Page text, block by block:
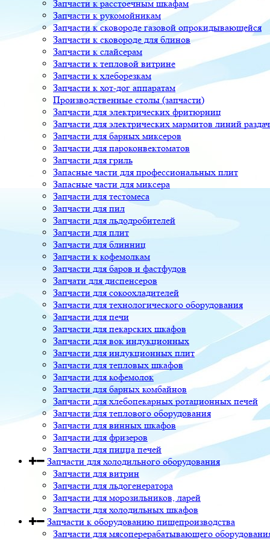
Запчасти к расстоечным шкафам
Запчасти к рукомойникам
Запчасти к сковороде газовой опрокидывающейся
Запчасти к сковороде для блинов
Запчасти к слайсерам
Запчасти к тепловой витрине
Запчасти к хлеборезкам
Запчасти к хот-дог аппаратам
Производственные столы (запчасти)
Запчасти для электрических фритюрниц
Запчасти для электрических мармитов линий
Запчасти для барных миксеров
Запчасти для пароконвектоматов
Запчасти для гриль
Запасные части для профессиональных плит
Запасные части для миксера
Запчасти для тестомеса
Запчасти для пил
Запчасти для льдодробителей
Запчасти для плит
Запчасти для блинниц
Запчасти к кофемолкам
Запчасти для баров и фастфудов
Запчати для диспенсеров
Запчасти для сокоохладителей
Запчасти для технологического оборудования
Запчасти для печи
Запчасти для пекарских шкафов
Запчасти для вок индукционных
Запчасти для индукционных плит
Запчасти для тепловых шкафов
Запчасти для кофемолок
Запчасти для барных комбайнов
Запчасти для хлебопекарных ротационных печей
Запчасти для теплового оборудования
Запчасти для винных шкафов
Запчасти для фризеров
Запчасти для пицца печей
Запчасти для холодильного оборудования
Запчасти для витрин
Запчасти для льдогенератора
Запчасти для морозильников, ларей
Запчасти для холодильных шкафов
Запчасти к оборудованию пищепроизводства
Запчасти для мясоперерабатывающего